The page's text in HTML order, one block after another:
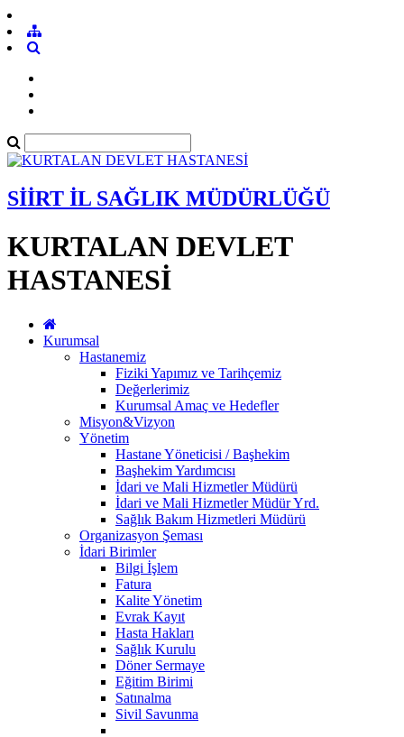
SİİRT İL SAĞLIK MÜDÜRLÜĞÜ
KURTALAN DEVLET
HASTANESİ
Kurumsal
Hastanemiz
Fiziki Yapımız ve Tarihçemiz
Değerlerimiz
Kurumsal Amaç ve Hedefler
Misyon&Vizyon
Yönetim
Hastane Yöneticisi / Başhekim
Başhekim Yardımcısı
İdari ve Mali Hizmetler Müdürü
İdari ve Mali Hizmetler Müdür Yrd.
Sağlık Bakım Hizmetleri Müdürü
Organizasyon Şeması
İdari Birimler
Bilgi İşlem
Fatura
Kalite Yönetim
Evrak Kayıt
Hasta Hakları
Sağlık Kurulu
Döner Sermaye
Eğitim Birimi
Satınalma
Sivil Savunma